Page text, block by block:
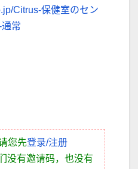
Citrus-保健室のセン
常
您先登录/注册
没有邀请码，也没有